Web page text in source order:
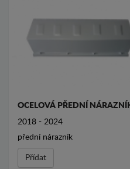
OCELOVÁ PŘEDNÍ
2018 - 2024
přední nárazník
Přídat